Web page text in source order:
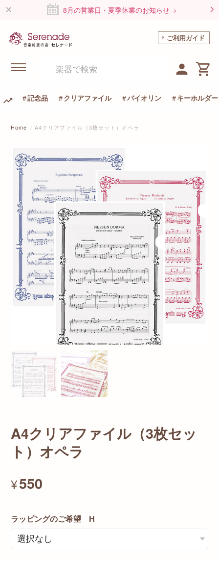
8月の営業日・夏季休業のお知らせ→
ご利用ガイド
記念品 クリアファイル バイオリン キーホルダー
Home A4クリアファイル（3枚セット）オペラ
A4クリアファイル（3枚セッ
ト）オペラ
¥550
ラッピングのご希望 H